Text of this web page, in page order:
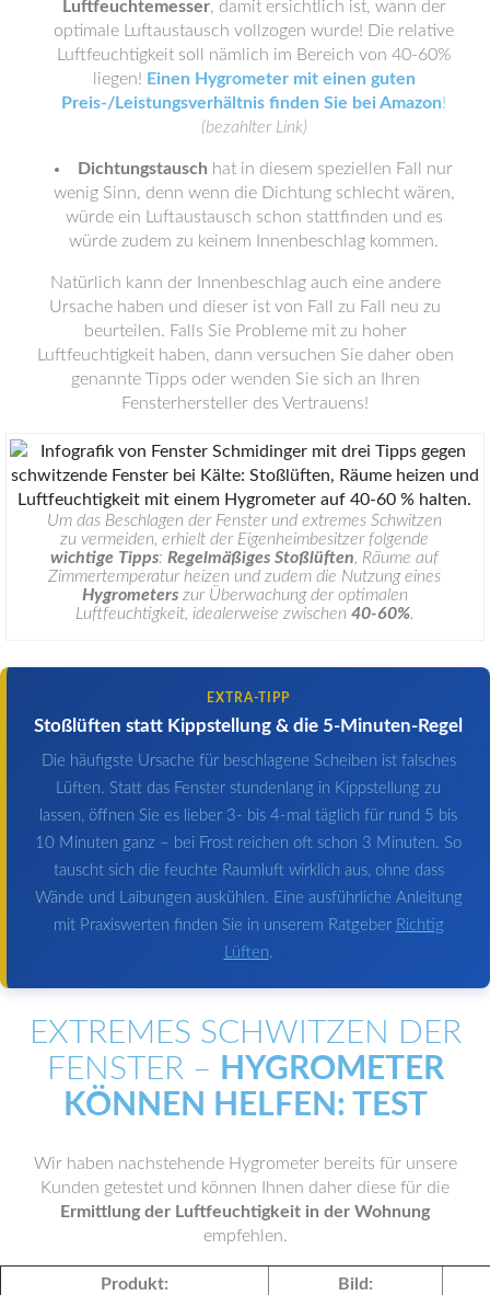
Luftfeuchtemesser, damit ersichtlich ist, wann der
optimale Luftaustausch vollzogen wurde! Die relative
Luftfeuchtigkeit soll nämlich im Bereich von 40-60%
liegen! Einen Hygrometer mit einen guten
Preis-/Leistungsverhältnis finden Sie bei Amazon!
(bezahlter Link)
Dichtungstausch hat in diesem speziellen Fall nur
wenig Sinn, denn wenn die Dichtung schlecht wären,
würde ein Luftaustausch schon stattfinden und es
würde zudem zu keinem Innenbeschlag kommen.
Natürlich kann der Innenbeschlag auch eine andere
Ursache haben und dieser ist von Fall zu Fall neu zu
beurteilen. Falls Sie Probleme mit zu hoher
Luftfeuchtigkeit haben, dann versuchen Sie daher oben
genannte Tipps oder wenden Sie sich an Ihren
Fensterhersteller des Vertrauens!
Um das Beschlagen der Fenster und extremes Schwitzen
zu vermeiden, erhielt der Eigenheimbesitzer folgende
wichtige Tipps:Regelmäßiges Stoßlüften, Räume auf
Zimmertemperatur heizen und zudem die Nutzung eines
Hygrometerszur Überwachung der optimalen
Luftfeuchtigkeit, idealerweise zwischen 40-60%.
EXTRA-TIPP
Stoßlüften statt Kippstellung & die 5-Minuten-Regel
Die häufigste Ursache für beschlagene Scheiben ist falsches
Lüften. Statt das Fenster stundenlang in Kippstellung zu
lassen, öffnen Sie es lieber 3- bis 4-mal täglich für rund 5 bis
10 Minuten ganz – bei Frost reichen oft schon 3 Minuten. So
tauscht sich die feuchte Raumluft wirklich aus, ohne dass
Wände und Laibungen auskühlen. Eine ausführliche Anleitung
mit Praxiswerten finden Sie in unserem Ratgeber Richtig
Lüften.
EXTREMES SCHWITZEN DER
FENSTER – HYGROMETER
KÖNNEN HELFEN: TEST
Wir haben nachstehende Hygrometer bereits für unsere
Kunden getestet und können Ihnen daher diese für die
Ermittlung der Luftfeuchtigkeit in der Wohnung
empfehlen.
Produkt: Bild: